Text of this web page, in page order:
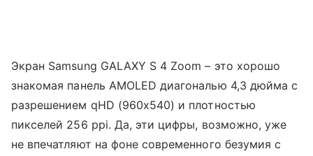
Экран Samsung GALAXY S 4 Zoom – это хорошо
знакомая панель AMOLED диагональю 4,3 дюйма с
разрешением qHD (960x540) и плотностью
пикселей 256 ppi. Да, эти цифры, возможно, уже
не впечатляют на фоне современного безумия с